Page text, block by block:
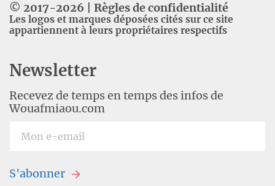
© 2017-2026 Règles de confidentialité
Les logos et marques déposées cités sur ce site
appartiennent à leurs propriétaires respectifs
Newsletter
Recevez de temps en temps des infos de
Wouafmiaou.com
S'abonner